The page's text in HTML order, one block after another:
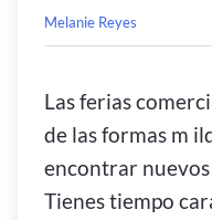
Melanie Reyes
Las ferias
de las formas m
encontrar
Tienes tiempo